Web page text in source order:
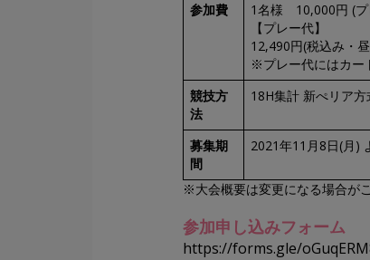
参加費
1名様 10,000円 (プ
【プレー代】
12,490円(税込み・
※プレー代にはカー
競技方
法
18H集計 新ぺリア方
募集期
間
2021年11月8日(月)
※大会概要は変更になる場合が
参加申し込みフォーム
https://forms.gle/